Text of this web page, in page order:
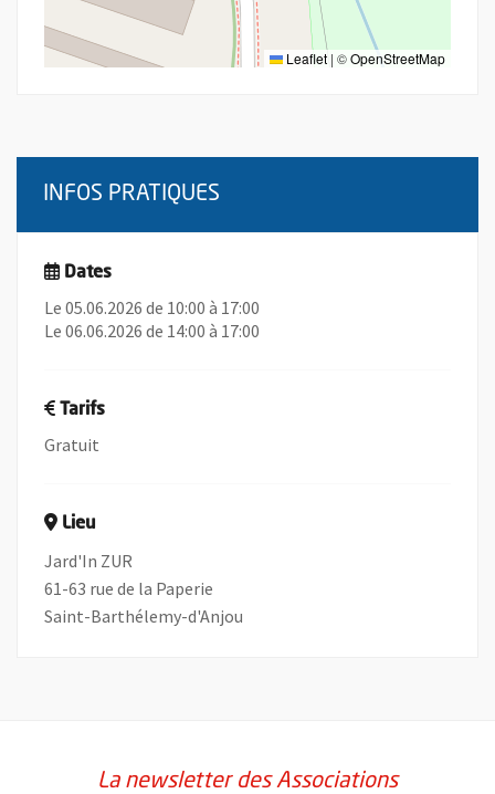
Leaflet | ©OpenStreetMap
INFOS PRATIQUES
Dates
Le 05.06.2026 de 10:00 à 17:00
Le 06.06.2026 de 14:00 à 17:00
Tarifs
Gratuit
Lieu
Jard'In ZUR
61-63 rue de la Paperie
Saint-Barthélemy-d'Anjou
La newsletter des Associations